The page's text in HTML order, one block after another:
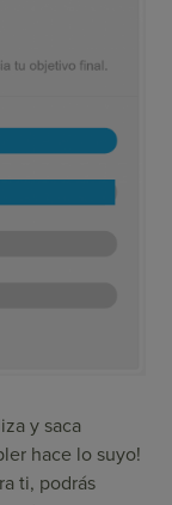
y saca
hace lo suyo!
ti, podrás